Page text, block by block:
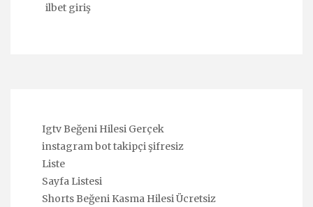
ilbet giriş
Igtv Beğeni Hilesi Gerçek
instagram bot takipçi şifresiz
Liste
Sayfa Listesi
Shorts Beğeni Kasma Hilesi Ücretsiz